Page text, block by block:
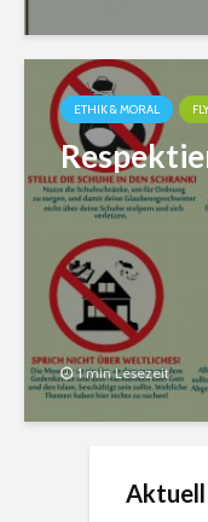
ETHIK & MORAL
1 min Lesezeit
Aktuell